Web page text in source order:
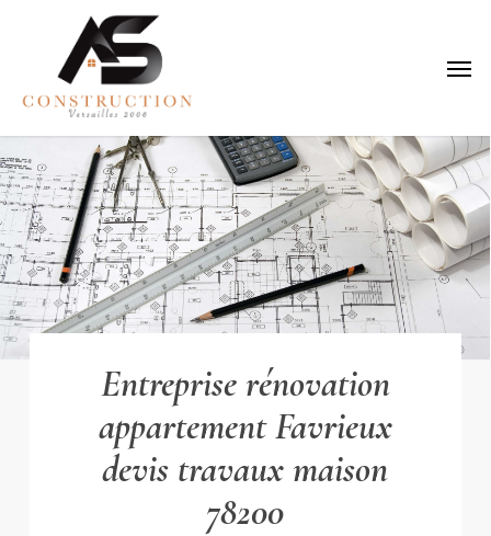
Menu
Entreprise rénovation
appartement Favrieux
devis travaux maison
78200